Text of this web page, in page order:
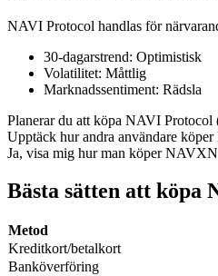
TradFi
NAVI Protocol handlas för
30-dagarstrend: Optimistisk
Volatilitet: Måttlig
Marknadssentiment: Rädsla
Planerar du att köpa NAVI
Upptäck hur andra användare
Ja, visa mig hur man köper NAVX
Bästa sätten att köpa
Metod
Kreditkort/betalkort
Banköverföring